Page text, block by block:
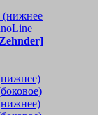
(нижнее